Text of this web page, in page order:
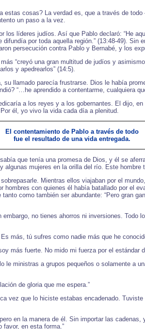
cosas? La verdad es, que a través de
un paso a la vez.
los líderes judíos. Así que Pablo declaró: “He
por toda aquella región.” (13:48-49).
persecución contra Pablo y Bernabé, y los
“creyó una gran multitud de judíos y
y apedrearlos” (14:5).
llamado parecía frustrarse. Dios le había
“…he aprendido a contentarme, cualquiera
a los reyes y a los gobernantes. El dijo,
él, yo vivo la vida cada día a plenitud.
El contentamiento de Pablo a través de todo
fue el resultado de una vida entregada.
que tenía una promesa de Dios, y él se
algunas mujeres en la orilla del río. Este
Mientras ellos viajaban por el
con quienes él había batallado por el
como también ser abundante: “Pero gran
no tienes ahorros ni inversiones. Todo
más, tú sufres como nadie más que he
más fuerte. No mido mi fuerza por el estándar
ministras a grupos pequeños o solamente a
de gloria que me espera.”
vez que lo hiciste estabas encadenado.
en la manera de él. Sin importar las
favor, en esta forma.”